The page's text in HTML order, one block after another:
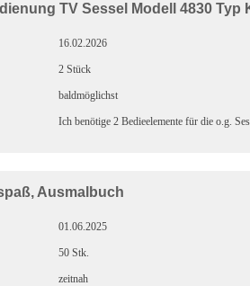
TV Sessel Modell 4830 Typ
16.02.2026
2 Stück
baldmöglichst
Ich benötige 2 Bedieelemente für die o.g.
Ausmalbuch
01.06.2025
50 Stk.
zeitnah